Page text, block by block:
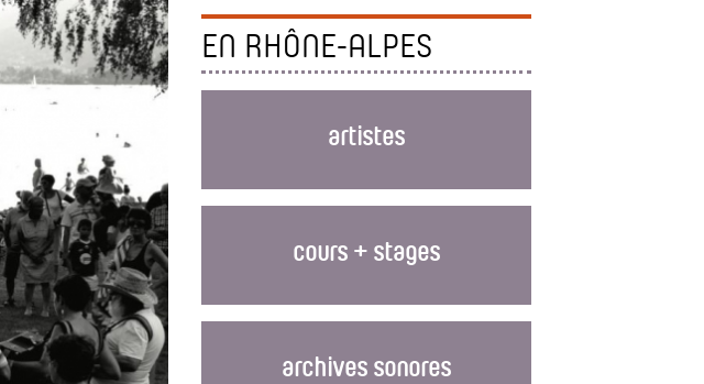
EN RHÔNE-ALPES
artistes
cours + stages
archives sonores